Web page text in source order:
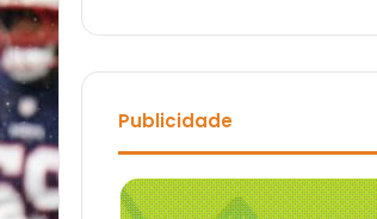
Publicidade